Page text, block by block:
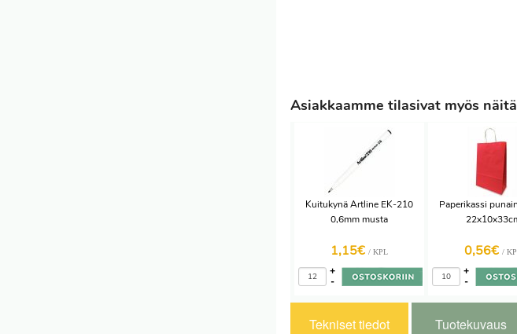
Asiakkaamme tilasivat myös
Kuitukynä Artline EK-210
0,6mm musta
1,15€ / KPL
-
+
Paperikassi
0,56€ /
-
+
Tekniset tiedot Tuotekuvaus